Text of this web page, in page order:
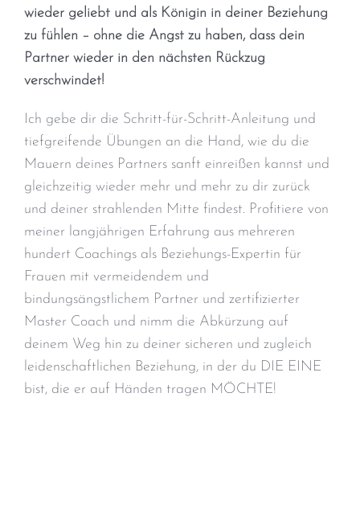
wieder geliebt und als Königin in deiner Beziehung
zu fühlen – ohne die Angst zu haben, dass dein
Partner wieder in den nächsten Rückzug
verschwindet!
Ich gebe dir die Schritt-für-Schritt-Anleitung und
tiefgreifende Übungen an die Hand, wie du die
Mauern deines Partners sanft einreißen kannst und
gleichzeitig wieder mehr und mehr zu dir zurück
und deiner strahlenden Mitte findest. Profitiere von
meiner langjährigen Erfahrung aus mehreren
hundert Coachings als Beziehungs-Expertin für
Frauen mit vermeidendem und
bindungsängstlichem Partner und zertifizierter
Master Coach und nimm die Abkürzung auf
deinem Weg hin zu deiner sicheren und zugleich
leidenschaftlichen Beziehung, in der du DIE EINE
bist, die er auf Händen tragen MÖCHTE!